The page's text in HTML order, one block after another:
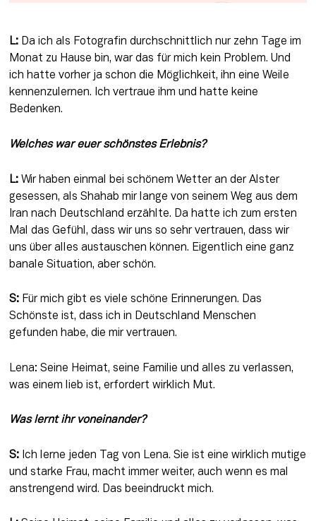
L: Da ich als Fotografin durchschnittlich nur zehn Tage im
Monat zu Hause bin, war das für mich kein Problem. Und
ich hatte vorher ja schon die Möglichkeit, ihn eine Weile
kennenzulernen. Ich vertraue ihm und hatte keine
Bedenken.
Welches war euer schönstes Erlebnis?
L: Wir haben einmal bei schönem Wetter an der Alster
gesessen, als Shahab mir lange von seinem Weg aus dem
Iran nach Deutschland erzählte. Da hatte ich zum ersten
Mal das Gefühl, dass wir uns so sehr vertrauen, dass wir
uns über alles austauschen können. Eigentlich eine ganz
banale Situation, aber schön.
S: Für mich gibt es viele schöne Erinnerungen. Das
Schönste ist, dass ich in Deutschland Menschen
gefunden habe, die mir vertrauen.
Lena: Seine Heimat, seine Familie und alles zu verlassen,
was einem lieb ist, erfordert wirklich Mut.
Was lernt ihr voneinander?
S: Ich lerne jeden Tag von Lena. Sie ist eine wirklich mutige
und starke Frau, macht immer weiter, auch wenn es mal
anstrengend wird. Das beeindruckt mich.